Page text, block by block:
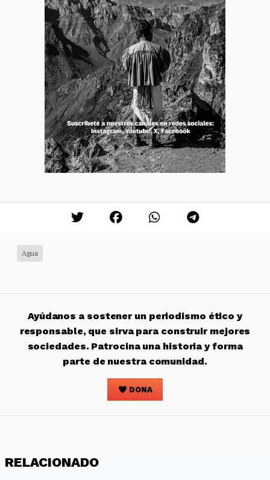
Agua
Ayúdanos a sostener un periodismo ético y
responsable, que sirva para construir mejores
sociedades. Patrocina una historia y forma
parte de nuestra comunidad.
DONA
RELACIONADO